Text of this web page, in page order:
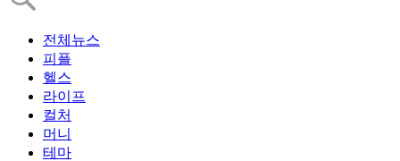
전체뉴스
피플
헬스
라이프
컬처
머니
테마